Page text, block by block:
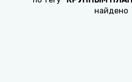
найдено